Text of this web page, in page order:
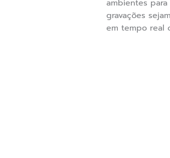
ambientes
gravações
em tempo real